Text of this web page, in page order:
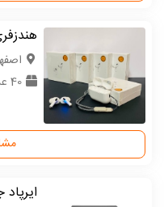
40 عدد